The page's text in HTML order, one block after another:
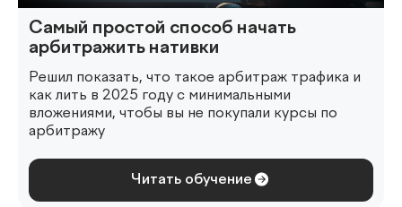
Самый простой способ начать
арбитражить нативки
Решил показать, что такое арбитраж трафика и
как лить в 2025 году с минимальными
вложениями, чтобы вы не покупали курсы по
арбитражу
Читать обучение